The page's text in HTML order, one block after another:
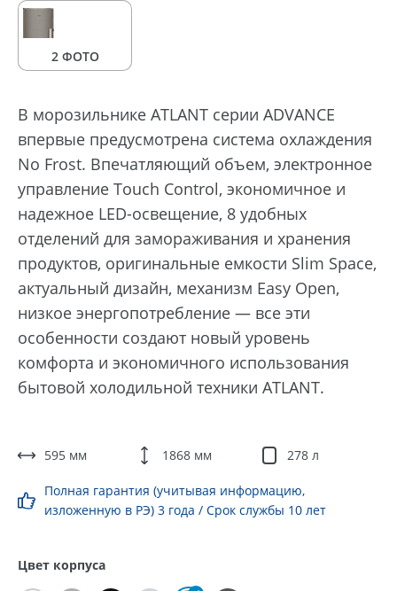
2 ФОТО
В морозильнике ATLANT серии ADVANCE
впервые предусмотрена система охлаждения
No Frost. Впечатляющий объем, электронное
управление Touch Control, экономичное и
надежное LED-освещение, 8 удобных
отделений для замораживания и хранения
продуктов, оригинальные емкости Slim Space,
актуальный дизайн, механизм Easy Open,
низкое энергопотребление — все эти
особенности создают новый уровень
комфорта и экономичного использования
бытовой холодильной техники ATLANT.
595 мм 1868 мм 278 л
Полная гарантия (учитывая информацию,
изложенную в РЭ) 3 года / Срок службы 10 лет
Цвет корпуса